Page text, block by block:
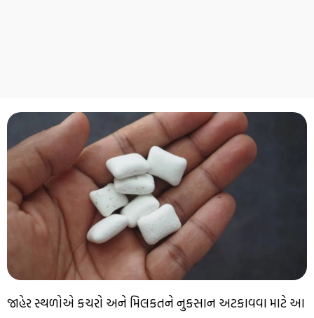
જાહેર સ્થળોએ કચરો અને મિલકતને નુકસાન અટકાવવા માટે આ